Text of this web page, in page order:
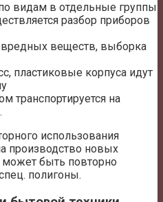
видам в отдельные группы
разбор приборов
веществ, выборка
пластиковые корпуса идут
транспортируется на
использования
производство новых
может быть повторно
полигоны.